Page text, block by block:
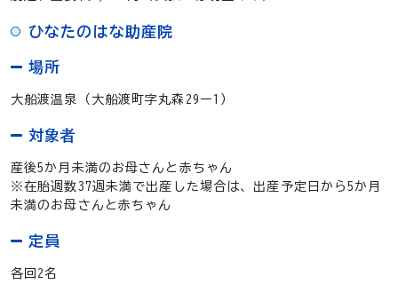
ひなたのはな助産院
場所
大船渡温泉（大船渡町字丸森29ー1）
対象者
産後5か月未満のお母さんと赤ちゃん
※在胎週数37週未満で出産した場合は、出産予定日から5か月
未満のお母さんと赤ちゃん
定員
各回2名